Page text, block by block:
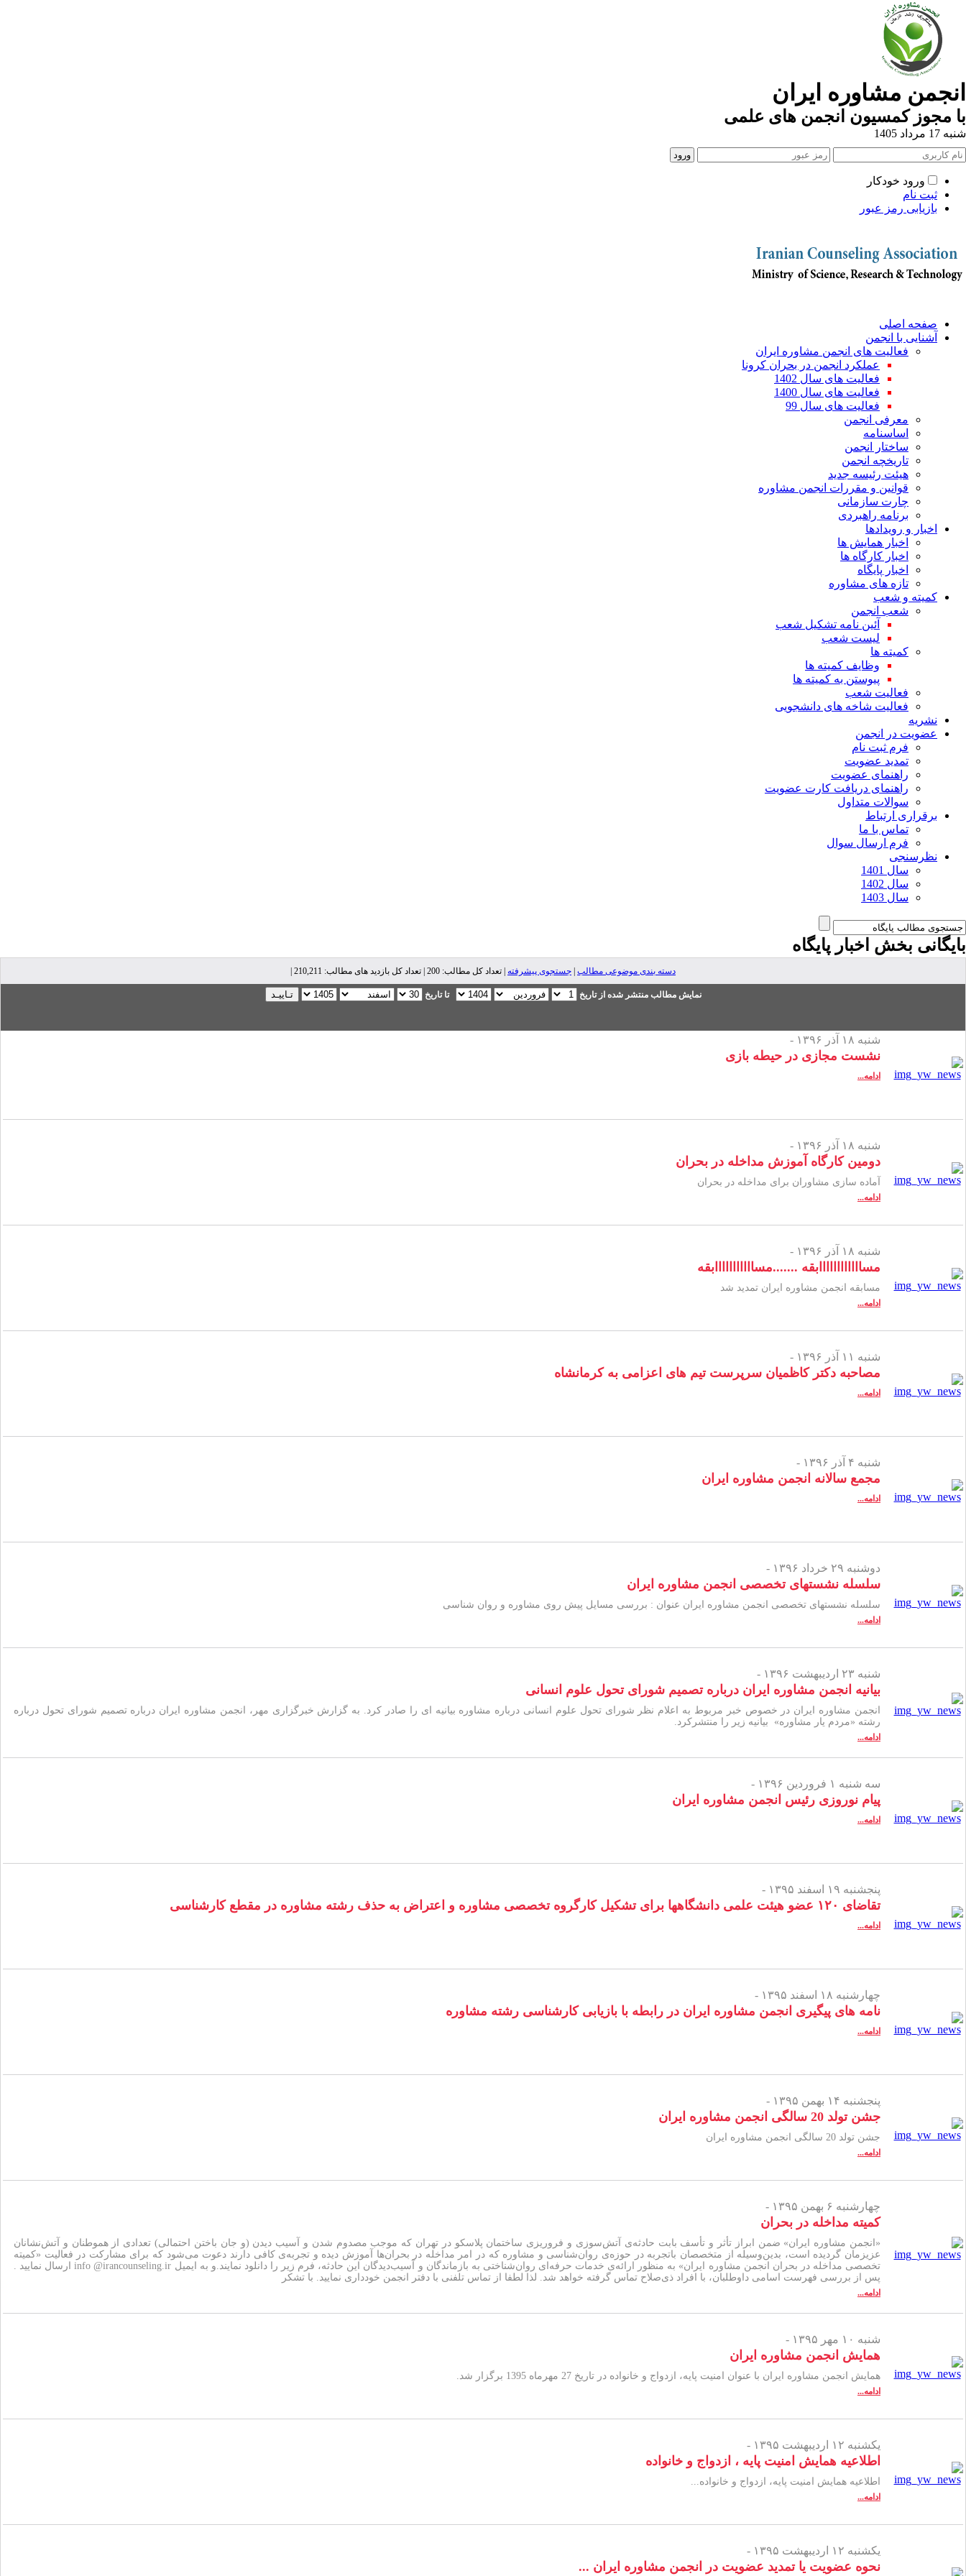
انجمن مشاوره ایران
با مجوز کمسیون انجمن های علمی
شنبه 17 مرداد 1405
ورود خودکار
ثبت نام
بازیابی رمز عبور
صفحه اصلی
آشنایی با انجمن
فعالیت های انجمن مشاوره ایران
عملکرد انجمن در بحران کرونا
فعالیت های سال 1402
فعالیت های سال 1400
فعالیت های سال 99
معرفی انجمن
اساسنامه
ساختار انجمن
تاریخچه انجمن
هیئت رئیسه جدید
قوانین و مقررات انجمن مشاوره
چارت سازمانی
برنامه راهبردی
اخبار و رویدادها
اخبار همایش ها
اخبار کارگاه ها
اخبار پایگاه
تازه های مشاوره
کمیته و شعب
شعب انجمن
آئین نامه تشکیل شعب
لیست شعب
کمیته ها
وظایف کمیته ها
پیوستن به کمیته ها
فعالیت شعب
فعالیت شاخه های دانشجویی
نشریه
عضویت در انجمن
فرم ثبت نام
تمدید عضویت
راهنمای عضویت
راهنمای دریافت کارت عضویت
سوالات متداول
برقراری ارتباط
تماس با ما
فرم ارسال سوال
نظرسنجی
سال 1401
سال 1402
سال 1403
بایگانی بخش اخبار پایگاه
دسته بندی موضوعی مطالب جستجوی پیشرفته | تعداد کل مطالب: 200 | تعداد کل بازدید های مطالب: 210,211 |
نمایش مطالب منتشر شده از تاریخ تا تاریخ
شنبه ۱۸ آذر ۱۳۹۶ -
نشست مجازی در حیطه بازی
ادامه...
شنبه ۱۸ آذر ۱۳۹۶ -
دومین کارگاه آموزش مداخله در بحران
آماده سازی مشاوران برای مداخله در بحران
ادامه...
شنبه ۱۸ آذر ۱۳۹۶ -
مساااااااااااابقه .......مسااااااااااابقه
مسابقه انجمن مشاوره ایران تمدید شد
ادامه...
شنبه ۱۱ آذر ۱۳۹۶ -
مصاحبه دکتر کاظمیان سرپرست تیم های اعزامی به کرمانشاه
ادامه...
شنبه ۴ آذر ۱۳۹۶ -
مجمع سالانه انجمن مشاوره ایران
ادامه...
دوشنبه ۲۹ خرداد ۱۳۹۶ -
سلسله نشستهای تخصصی انجمن مشاوره ایران
سلسله نشستهای تخصصی انجمن مشاوره ایران عنوان : بررسی مسایل پیش روی مشاوره و روان شناسی
ادامه...
شنبه ۲۳ اردیبهشت ۱۳۹۶ -
بیانیه انجمن مشاوره ایران درباره تصمیم شورای تحول علوم انسانی
انجمن مشاوره ایران در خصوص خبر مربوط به اعلام نظر شورای تحول علوم انسانی درباره مشاوره بیانیه ای را صادر کرد. به گزارش خبرگزاری مهر، انجمن مشاوره ایران درباره تصمیم شورای تحول درباره
رشته «مردم یار مشاوره» بیانیه زیر را منتشرکرد.
ادامه...
سه شنبه ۱ فروردین ۱۳۹۶ -
پیام نوروزی رئیس انجمن مشاوره ایران
ادامه...
پنجشنبه ۱۹ اسفند ۱۳۹۵ -
تقاضای ۱۲۰ عضو هیئت علمی دانشگاهها برای تشکیل کارگروه تخصصی مشاوره و اعتراض به حذف رشته مشاوره در مقطع کارشناسی
ادامه...
چهارشنبه ۱۸ اسفند ۱۳۹۵ -
نامه های پیگیری انجمن مشاوره ایران در رابطه با بازیابی کارشناسی رشته مشاوره
ادامه...
پنجشنبه ۱۴ بهمن ۱۳۹۵ -
جشن تولد 20 سالگی انجمن مشاوره ایران
جشن تولد 20 سالگی انجمن مشاوره ایران
ادامه...
چهارشنبه ۶ بهمن ۱۳۹۵ -
کمیته مداخله در بحران
«انجمن مشاوره ایران» ضمن ابراز تأثر و تأسف بابت حادثه‌ی آتش‌سوزی و فروریزی ساختمان پلاسکو در تهران که موجب مصدوم شدن و آسیب دیدن (و جان باختن احتمالی) تعدادی از هموطنان و آتش‌نشانان
عزیزمان گردیده است، بدین‌وسیله از متخصصان باتجربه در حوزه‌ی روان‌شناسی و مشاوره که در امر مداخله در بحران‌ها آموزش دیده و تجربه‌ی کافی دارند دعوت می‌شود که برای مشارکت در فعالیت «کمیته
تخصصی مداخله در بحران انجمن مشاوره ایران» به منظور ارائه‌ی خدمات حرفه‌ای روان‌شناختی به بازماندگان و آسیب‌دیدگان این حادثه، فرم زیر را دانلود نمایند.و به ایمیل info @irancounseling.ir ارسال نمایید .
پس از بررسی فهرست اسامی داوطلبان، با افراد ذی‌صلاح تماس گرفته خواهد شد. لذا لطفا از تماس تلفنی با دفتر انجمن خودداری نمایید. با تشکر
ادامه...
شنبه ۱۰ مهر ۱۳۹۵ -
همایش انجمن مشاوره ایران
همایش انجمن مشاوره ایران با عنوان امنیت پایه، ازدواج و خانواده در تاریخ 27 مهرماه 1395 برگزار شد.
ادامه...
یکشنبه ۱۲ اردیبهشت ۱۳۹۵ -
اطلاعیه همایش امنیت پایه ، ازدواج و خانواده
اطلاعیه همایش امنیت پایه، ازدواج و خانواده...
ادامه...
یکشنبه ۱۲ اردیبهشت ۱۳۹۵ -
نحوه عضویت یا تمدید عضویت در انجمن مشاوره ایران ...